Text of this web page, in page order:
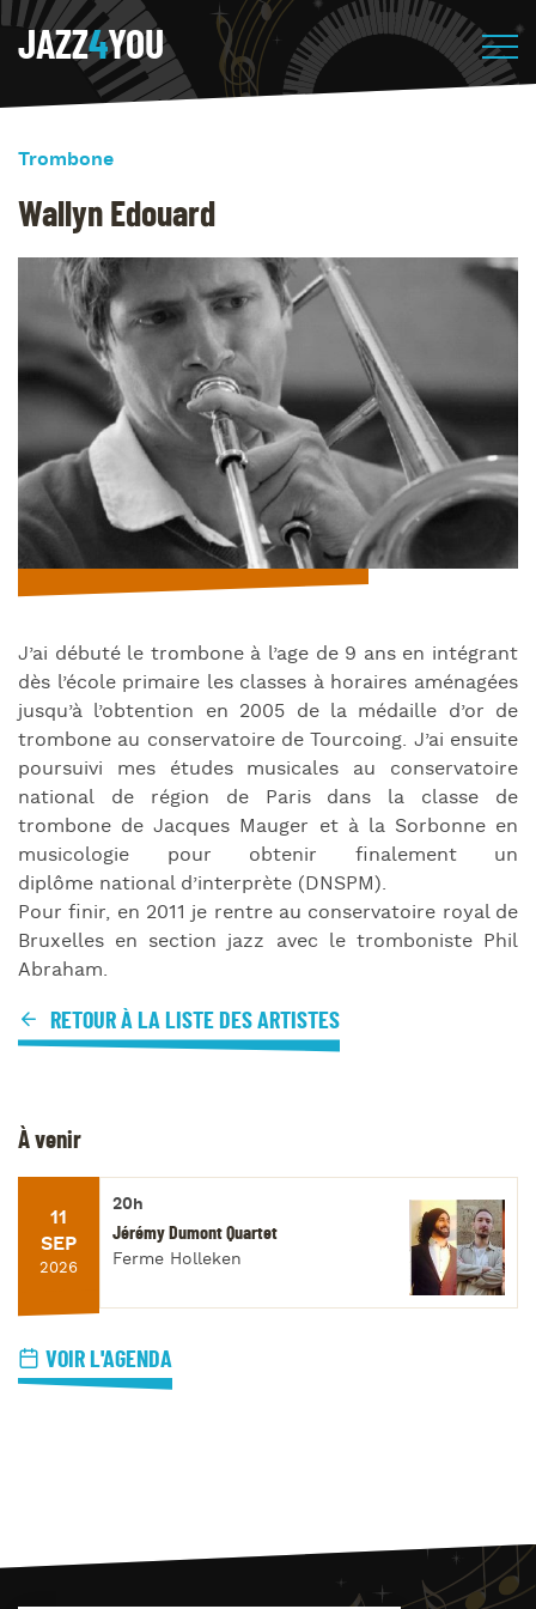
JAZZ4YOU
Trombone
Wallyn Edouard
J’ai débuté le trombone à l’age de 9 ans en intégrant
dès l’école primaire les classes à horaires aménagées
jusqu’à l’obtention en 2005 de la médaille d’or de
trombone au conservatoire de Tourcoing. J’ai ensuite
poursuivi mes études musicales au conservatoire
national de région de Paris dans la classe de
trombone de Jacques Mauger et à la Sorbonne en
musicologie pour obtenir finalement un
diplôme national d’interprète (DNSPM).
Pour finir, en 2011 je rentre au conservatoire royal de
Bruxelles en section jazz avec le tromboniste Phil
Abraham.
RETOUR À LA LISTE DES ARTISTES
À venir
11
SEP
2026
20h
Jérémy Dumont Quartet
Ferme Holleken
VOIR L'AGENDA